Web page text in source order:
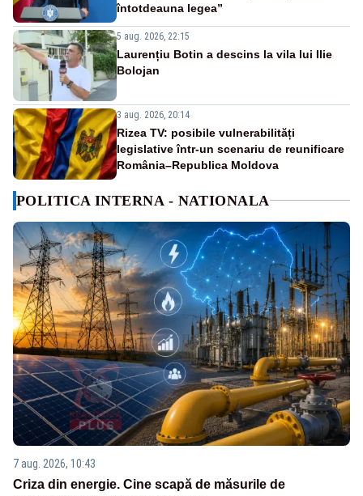
întotdeauna legea”
5 aug. 2026, 22:15
Laurențiu Botin a descins la vila lui Ilie
Bolojan
3 aug. 2026, 20:14
Rizea TV: posibile vulnerabilități
legislative într-un scenariu de reunificare
România–Republica Moldova
POLITICA INTERNA - NATIONALA
7 aug. 2026, 10:43
Criza din energie. Cine scapă de măsurile de